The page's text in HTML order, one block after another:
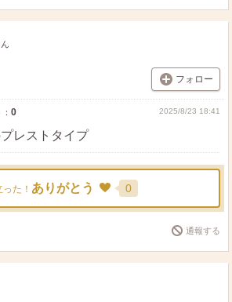
フォロー
0 2025/8/23 18:41
レストタイプ
た！ ありがとう 0
通報する